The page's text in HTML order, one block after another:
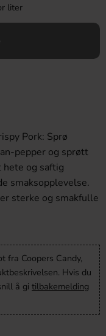
liter
Pork: Sprø
pepper og sprøtt
hete og saftig
smaksopplevelse.
sterke og smakfulle
fra Coopers Candy,
Hvis du
å gi tilbakemelding